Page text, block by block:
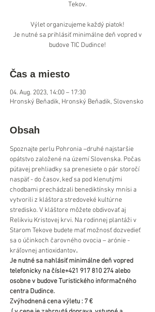
Tekov.
Výlet organizujeme každý piatok!
Je nutné sa prihlásiť minimálne deň vopred v
budove TIC Dudince!
Čas a miesto
04. Aug. 2023, 14:00 – 17:30
Hronský Beňadik, Hronský Beňadik, Slovensko
Obsah
Spoznajte perlu Pohronia –druhé najstaršie
opátstvo založené na území Slovenska. Počas
pútavej prehliadky sa prenesiete o pár storočí
naspäť - do časov, keď sa pod klenutými
chodbami prechádzali benediktínsky mnísi a
vytvorili z kláštora stredoveké kultúrne
stredisko. V kláštore môžete obdivovať aj
Relikviu Kristovej krvi. Na rodinnej plantáži v
Starom Tekove budete mať možnosť dozvedieť
sa o účinkoch čarovného ovocia – arónie -
kráľovnej antioxidantov.
Je nutné sa nahlásiť minimálne deň vopred
telefonicky na čísle+421 917 810 274 alebo
osobne v budove Turistického informačného
centra Dudince.
Zvýhodnená cena výletu : 7 €